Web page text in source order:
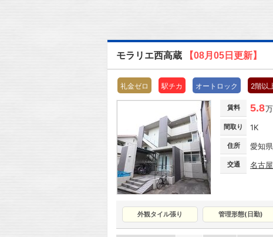
モラリエ西高蔵 【08月05日更新】
礼金ゼロ 駅チカ オートロック 2階以
賃料 5.8
間取り 1K
住所 愛知県
交通 名古
外観タイル張り 管理形態(日勤)